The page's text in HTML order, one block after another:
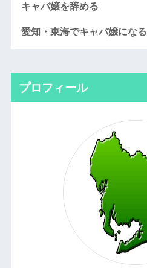
キャバ嬢を辞める
愛知・東海でキャバ嬢になる
プロフィール